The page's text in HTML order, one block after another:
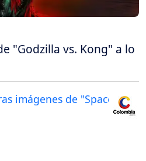
"Godzilla vs. Kong" a lo